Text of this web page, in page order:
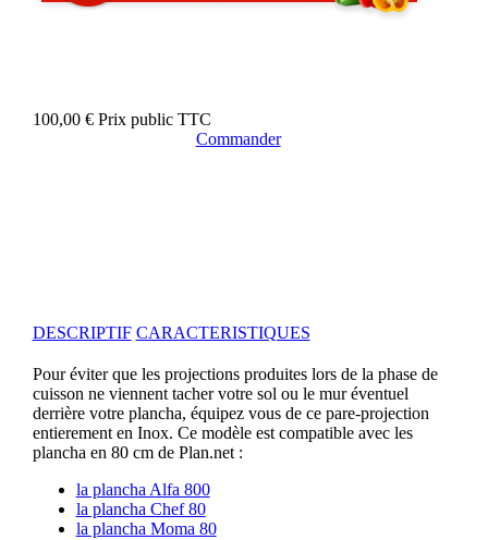
100,00 € Prix public TTC
Commander
DESCRIPTIF CARACTERISTIQUES
Pour éviter que les projections produites lors de la phase de
cuisson ne viennent tacher votre sol ou le mur éventuel
derrière votre plancha, équipez vous de ce pare-projection
entierement en Inox. Ce modèle est compatible avec les
plancha en 80 cm de Plan.net :
la plancha Alfa 800
la plancha Chef 80
la plancha Moma 80